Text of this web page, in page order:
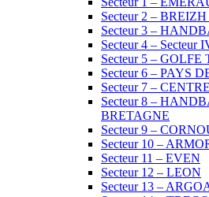
Secteur 2 –
Secteur 3 –
Secteur 4 – Secteur
Secteur 5 –
Secteur 6 – PAYS
Secteur 7 –
Secteur 8 –
BRETAGNE
Secteur 9 –
Secteur 10 –
Secteur 11 – EVEN
Secteur 12 – LEON
Secteur 13 –